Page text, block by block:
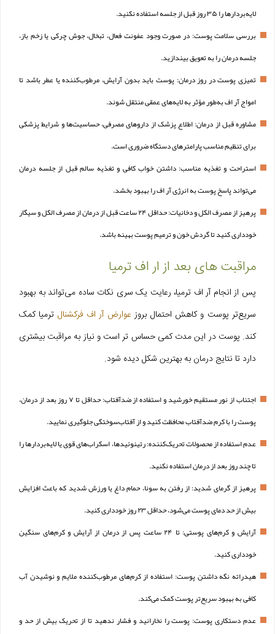
لایه‌بردارها را ۳۵ روز قبل از جلسه استفاده نکنید.
بررسی سلامت پوست: در صورت وجود عفونت فعال، تبخال، جوش چرکی یا زخم باز،
جلسه درمان را به تعویق بیندازید.
تمیزی پوست در روز درمان: پوست باید بدون آرایش، مرطوب‌کننده یا عطر باشد تا
امواج آر اف به‌طور مؤثر به لایه‌های عمقی منتقل شوند.
مشاوره قبل از درمان: اطلاع پزشک از داروهای مصرفی، حساسیت‌ها و شرایط پزشکی
برای تنظیم مناسب پارامترهای دستگاه ضروری است.
استراحت و تغذیه مناسب: داشتن خواب کافی و تغذیه سالم قبل از جلسه درمان
می‌تواند پاسخ پوست به انرژی آر اف را بهبود بخشد.
پرهیز از مصرف الکل و دخانیات: حداقل ۲۴ ساعت قبل از درمان از مصرف الکل و سیگار
خودداری کنید تا گردش خون و ترمیم پوست بهینه باشد.
مراقبت های بعد از ار اف ترمیا
پس از انجام آر اف ترمیا، رعایت یک‌ سری نکات ساده می‌تواند به بهبود
سریع‌تر پوست و کاهش احتمال بروز عوارض آر اف فرکشنال ترمیا کمک
کند. پوست در این مدت کمی حساس‌ تر است و نیاز به مراقبت بیشتری
دارد تا نتایج درمان به بهترین شکل دیده شود.
اجتناب از نور مستقیم خورشید و استفاده از ضدآفتاب: حداقل تا ۷ روز بعد از درمان،
پوست را با کرم ضدآفتاب محافظت کنید و از آفتاب‌سوختگی جلوگیری نمایید.
عدم استفاده از محصولات تحریک‌کننده: رتینوئیدها، اسکراب‌های قوی یا لایه‌بردارها را
تا چند روز بعد از درمان استفاده نکنید.
پرهیز از گرمای شدید: از رفتن به سونا، حمام داغ یا ورزش شدید که باعث افزایش
بیش از حد دمای پوست می‌شود، حداقل ۲۳ روز خودداری کنید.
آرایش و کرم‌های پوستی: تا ۲۴ ساعت پس از درمان از آرایش و کرم‌های سنگین
خودداری کنید.
هیدراته نگه داشتن پوست: استفاده از کرم‌های مرطوب‌کننده ملایم و نوشیدن آب
کافی به بهبود سریع‌تر پوست کمک می‌کند.
عدم دستکاری پوست: پوست را نخارانید و فشار ندهید تا از تحریک بیش از حد و